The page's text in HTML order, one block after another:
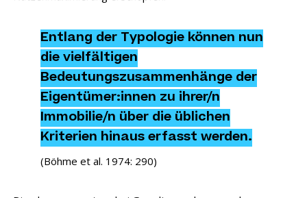
Entlang der Typologie können nun
die vielfältigen
Bedeutungszusammenhänge der
Eigentümer:innen zu ihrer/n
Immobilie/n über die üblichen
Kriterien hinaus erfasst werden.
(Böhme et al. 1974: 290)